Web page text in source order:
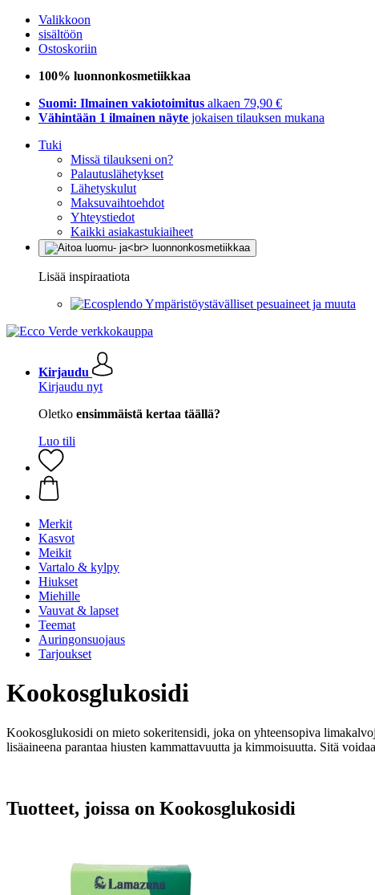
Valikkoon
sisältöön
Ostoskoriin
100% luonnonkosmetiikkaa
Suomi: Ilmainen vakiotoimitus alkaen 79,90 €
Vähintään 1 ilmainen näyte jokaisen tilauksen mukana
Tuki
Missä tilaukseni on?
Palautuslähetykset
Lähetyskulut
Maksuvaihtoehdot
Yhteystiedot
Kaikki asiakastukiaiheet
Lisää inspiraatiota
Ympäristöystävälliset pesuaineet ja muuta
Kirjaudu
Kirjaudu nyt
Oletko ensimmäistä kertaa täällä?
Luo tili
Merkit
Kasvot
Meikit
Vartalo & kylpy
Hiukset
Miehille
Vauvat & lapset
Teemat
Auringonsuojaus
Tarjoukset
Kookosglukosidi
Kookosglukosidi on mieto sokeritensidi, joka on yhteensopiva
lisäaineena parantaa hiusten kammattavuutta ja kimmoisuutta. Sitä
Tuotteet, joissa on Kookosglukosidi